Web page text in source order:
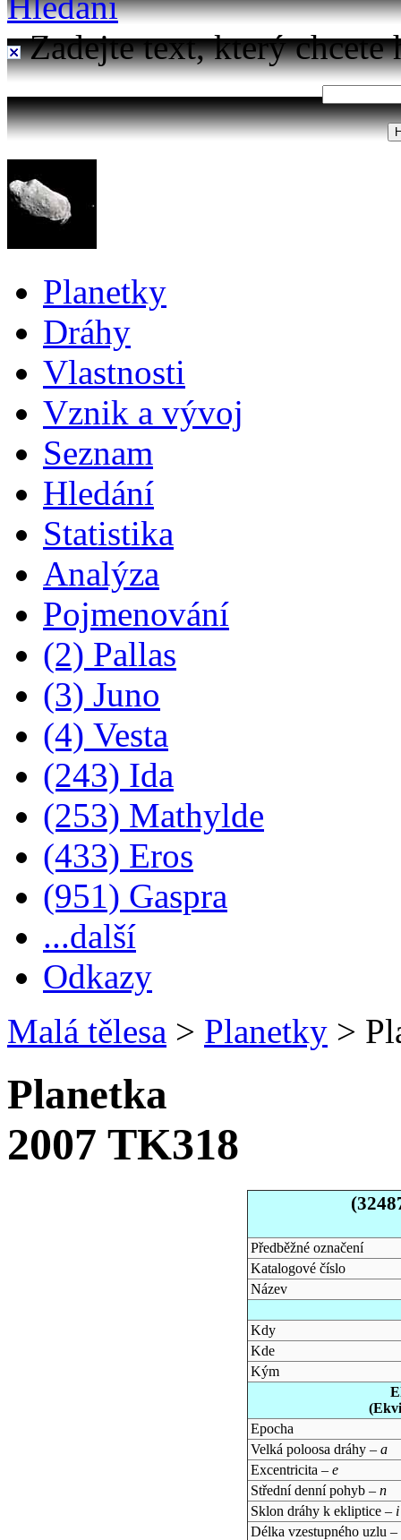
Zadejte text, který chcete
Planetky
Dráhy
Vlastnosti
Vznik a vývoj
Seznam
Hledání
Statistika
Analýza
Pojmenování
(2) Pallas
(3) Juno
(4) Vesta
(243) Ida
(253) Mathylde
(433) Eros
(951) Gaspra
...další
Odkazy
Malá tělesa > Planetky >
Planetka
2007 TK318
Předběžné označení
Katalogové číslo
Název
Kdy
Kde
Kým
Epocha
Velká poloosa dráhy – a
Excentricita – e
Střední denní pohyb – n
Sklon dráhy k ekliptice – i
Délka vzestupného uzlu –